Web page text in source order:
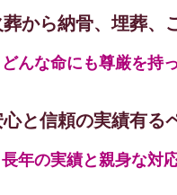
葬から納骨、埋葬、
どんな命にも尊厳を持
心と信頼の実績有る
長年の実績と親身な対